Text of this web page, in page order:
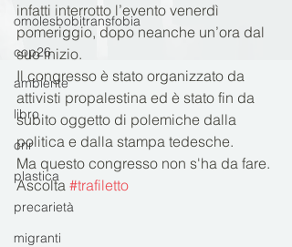
omolesbobitransfobia
cop26
ambiente
libro
cnr
plastica
precarietà
migranti
infatti interrotto l’evento venerdì
pomeriggio, dopo neanche un’ora dal
suo inizio.
Il congresso è stato organizzato da
attivisti propalestina ed è stato fin da
subito oggetto di polemiche dalla
politica e dalla stampa tedesche.
Ma questo congresso non s'ha da fare.
Ascolta #trafiletto